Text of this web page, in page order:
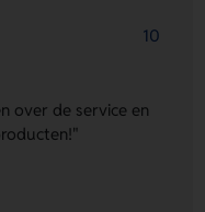
10
over de service en